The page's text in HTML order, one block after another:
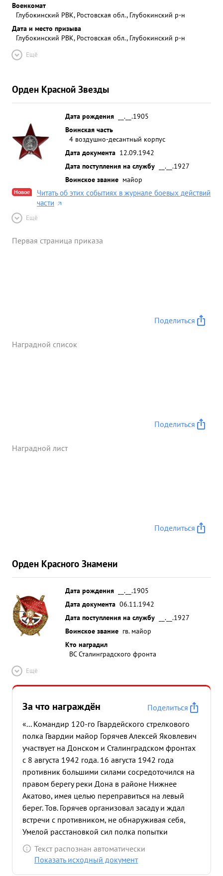
Военкомат
Глубокинский РВК, Ростовская обл., Глубокинский р-н
Дата и место призыва
Глубокинский РВК, Ростовская обл., Глубокинский р-н
Ещё
Орден Красной Звезды
Дата рождения
__.__.1905
Воинская часть
4 воздушно-десантный корпус
Дата документа 12.09.1942
Дата поступления на службу
__.__.1927
Воинское звание майор
Новое
Читать об этих событиях в журнале боевых действий
части
Ещё
Первая страница приказа
Поделиться
Наградной список
Поделиться
Наградной лист
Поделиться
Орден Красного Знамени
Дата рождения
__.__.1905
Дата документа 06.11.1942
Дата поступления на службу
__.__.1927
Воинское звание гв. майор
Кто наградил
ВС Сталинградского фронта
Ещё
За что награждён
Поделиться
«... Командир 120-го Гвардейского стрелкового
полка Гвардии майор Горячев Алексей Яковлевич
участвует на Донском и Сталинградском фронтах
с 8 августа 1942 года. 16 августа 1942 года
противник большими силами сосредоточился на
правом берегу реки Дона в районе Нижнее
Акатово, имея целью переправиться на левый
берег. Тов. Горячев организовал засаду и ждал
встречи с противником, не обнаруживая себя,
Умелой расстановкой сил полка попытки
противника переправиться на левый берег были
отбиты, при этом было уничтожено 15 танков и
Текст распознан автоматически
Показать исходный документ